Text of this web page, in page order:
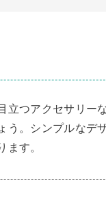
立つアクセサリー
う。シンプルなデ
ます。